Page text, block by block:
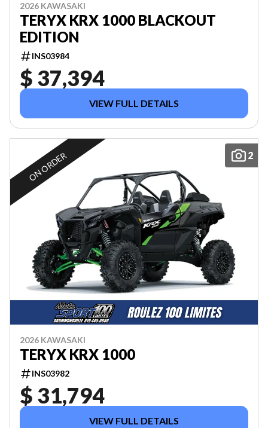
2026 KAWASAKI
TERYX KRX 1000 BLACKOUT
EDITION
INS03984
$ 37,394
VIEW FULL DETAILS
2
ON ORDER
2026 KAWASAKI
TERYX KRX 1000
INS03982
$ 31,794
VIEW FULL DETAILS